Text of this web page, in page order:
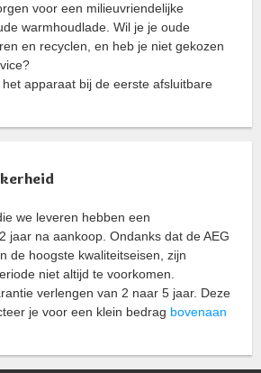
voor een milieuvriendelijke
warmhoudlade. Wil je je oude
en recyclen, en heb je niet gekozen
apparaat bij de eerste afsluitbare
we leveren hebben een
jaar na aankoop. Ondanks dat de AEG
de hoogste kwaliteitseisen, zijn
niet altijd te voorkomen.
verlengen van 2 naar 5 jaar. Deze
je voor een klein bedrag bovenaan